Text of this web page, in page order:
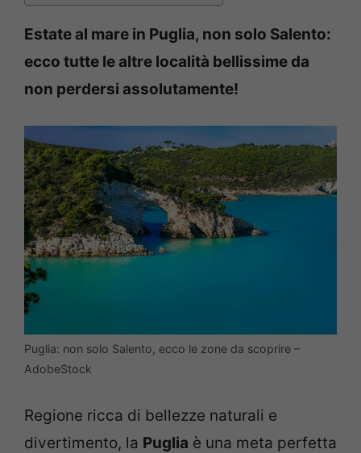
Estate al mare in Puglia, non solo Salento:
ecco tutte le altre località bellissime da
non perdersi assolutamente!
Puglia: non solo Salento, ecco le zone da scoprire –
AdobeStock
Regione ricca di bellezze naturali e
divertimento, la Puglia è una meta perfetta